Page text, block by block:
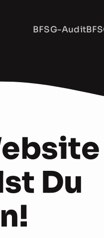
BFSG-Audit
Du